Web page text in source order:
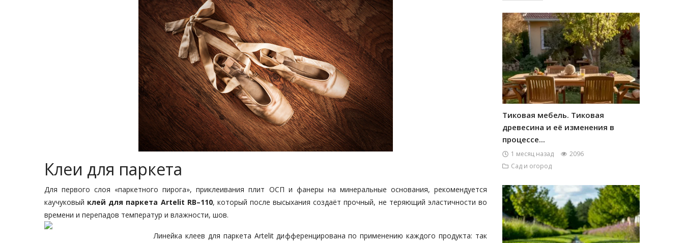
Клеи для паркета
Для первого слоя «паркетного пирога», приклеивания плит ОСП и фанеры на минеральные основания, рекомендуется
каучуковый клей для паркета Artelit RB–110, который после высыхания создаёт прочный, не теряющий эластичности во
времени и перепадов температур и влажности, шов.
Линейка клеев для паркета Artelit дифференцирована по применению каждого продукта: так
Тиковая мебель. Тиковая
древесина и её изменения в
процессе...
1 месяц назад
2096
Сад и огород